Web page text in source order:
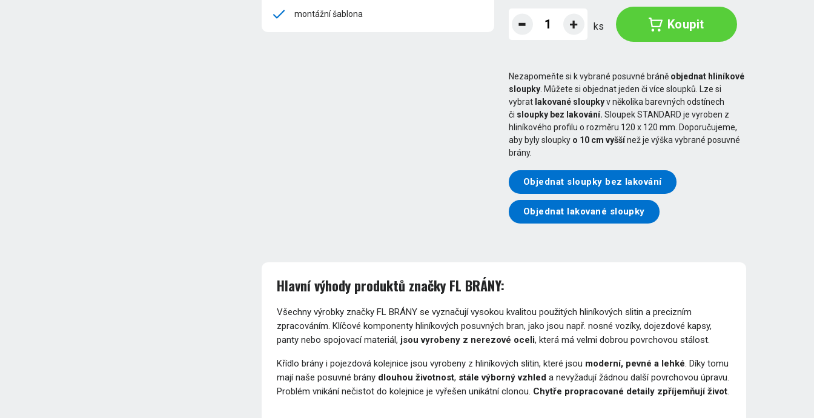
ks Koupit
Nezapomeňte si k vybrané posuvné bráně objednat hliníkové
sloupky. Můžete si objednat jeden či více sloupků. Lze si
vybrat lakované sloupkyv několika barevných odstínech
či sloupky bez lakování. Sloupek STANDARD je vyroben z
hliníkového profilu o rozměru 120 x 120 mm. Doporučujeme,
aby byly sloupky o 10 cm vyššínež je výška vybrané posuvné
brány.
Objednat sloupky bez lakování
Objednat lakované sloupky
montážní šablona
Hlavní výhody produktů značky FL BRÁNY:
Všechny výrobky značky FL BRÁNY se vyznačují vysokou kvalitou použitých hliníkových slitin a precizním
zpracováním. Klíčové komponenty hliníkových posuvných bran, jako jsou např. nosné vozíky, dojezdové kapsy,
panty nebo spojovací materiál, jsou vyrobeny z nerezové oceli, která má velmi dobrou povrchovou stálost.
Křídlo brány i pojezdová kolejnice jsou vyrobeny z hliníkových slitin, které jsou moderní, pevné a lehké. Díky tomu
mají naše posuvné brány dlouhou životnost, stále výborný vzhled a nevyžadují žádnou další povrchovou úpravu.
Problém vnikání nečistot do kolejnice je vyřešen unikátní clonou. Chytře propracované detaily zpříjemňují život.